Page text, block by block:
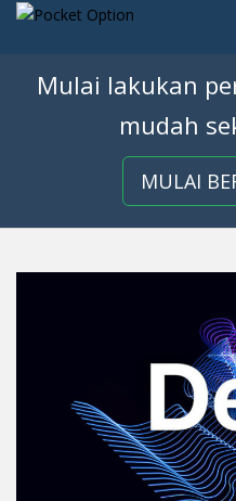
n
Mulai lakukan
mudah
MULAI